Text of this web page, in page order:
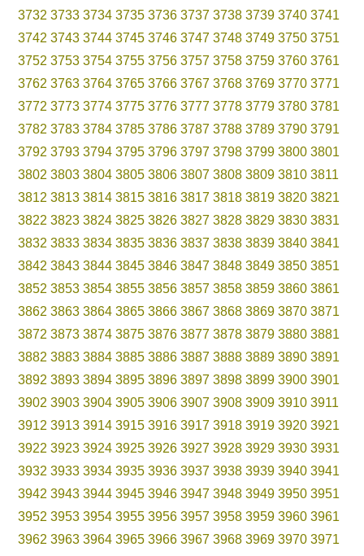
3732 3733 3734 3735 3736 3737 3738 3739 3740 3741
3742 3743 3744 3745 3746 3747 3748 3749 3750 3751
3752 3753 3754 3755 3756 3757 3758 3759 3760 3761
3762 3763 3764 3765 3766 3767 3768 3769 3770 3771
3772 3773 3774 3775 3776 3777 3778 3779 3780 3781
3782 3783 3784 3785 3786 3787 3788 3789 3790 3791
3792 3793 3794 3795 3796 3797 3798 3799 3800 3801
3802 3803 3804 3805 3806 3807 3808 3809 3810 3811
3812 3813 3814 3815 3816 3817 3818 3819 3820 3821
3822 3823 3824 3825 3826 3827 3828 3829 3830 3831
3832 3833 3834 3835 3836 3837 3838 3839 3840 3841
3842 3843 3844 3845 3846 3847 3848 3849 3850 3851
3852 3853 3854 3855 3856 3857 3858 3859 3860 3861
3862 3863 3864 3865 3866 3867 3868 3869 3870 3871
3872 3873 3874 3875 3876 3877 3878 3879 3880 3881
3882 3883 3884 3885 3886 3887 3888 3889 3890 3891
3892 3893 3894 3895 3896 3897 3898 3899 3900 3901
3902 3903 3904 3905 3906 3907 3908 3909 3910 3911
3912 3913 3914 3915 3916 3917 3918 3919 3920 3921
3922 3923 3924 3925 3926 3927 3928 3929 3930 3931
3932 3933 3934 3935 3936 3937 3938 3939 3940 3941
3942 3943 3944 3945 3946 3947 3948 3949 3950 3951
3952 3953 3954 3955 3956 3957 3958 3959 3960 3961
3962 3963 3964 3965 3966 3967 3968 3969 3970 3971